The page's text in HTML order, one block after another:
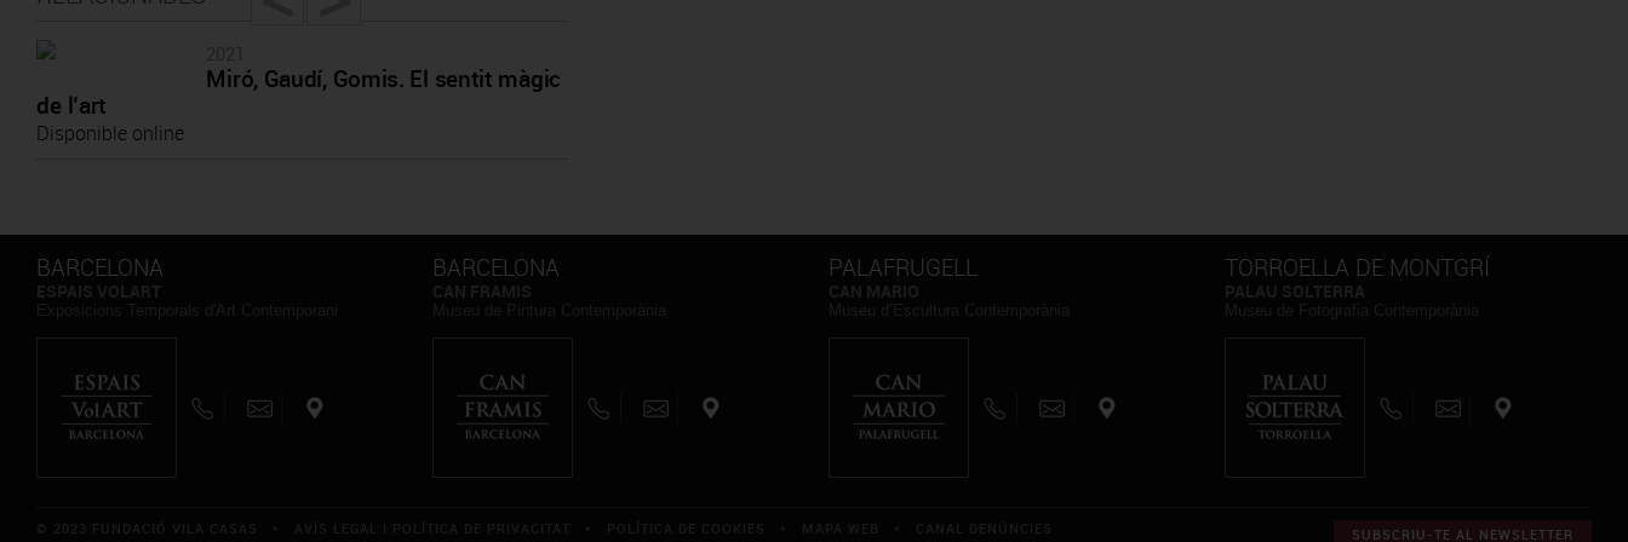
Miró, Gaudí, Gomis. El sentit màgic
de l’art
Disponible online
BARCELONA BARCELONA PALAFRUGELL TORROELLA DE MONTGRÍ
SUBSCRIU-TE AL NEWSLETTER